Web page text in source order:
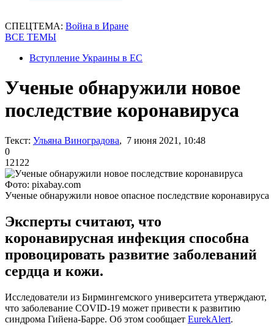
СПЕЦТЕМА: Война в Иране
ВСЕ ТЕМЫ
Вступление Украины в ЕС
Ученые обнаружили новое
последствие коронавируса
Текст: Ульяна Виноградова, 7 июня 2021, 10:48
0
12122
Фото: pixabay.com
Ученые обнаружили новое опасное последствие коронавируса
Эксперты считают, что
коронавирусная инфекция способна
провоцировать развитие заболеваний
сердца и кожи.
Исследователи из Бирмингемского университета утверждают,
что заболевание COVID-19 может привести к развитию
синдрома Гийена-Барре. Об этом сообщает EurekAlert.